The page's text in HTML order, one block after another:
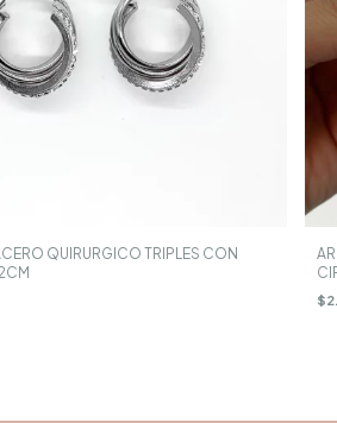
QUIRURGICO TRIPLES CON